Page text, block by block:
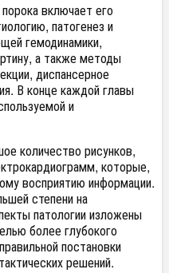
включает его
патогенез и
гемодинамики,
а также методы
диспансерное
В конце каждой главы
и
количество рисунков,
которые,
восприятию информации.
степени на
патологии изложены
более глубокого
постановки
решений.